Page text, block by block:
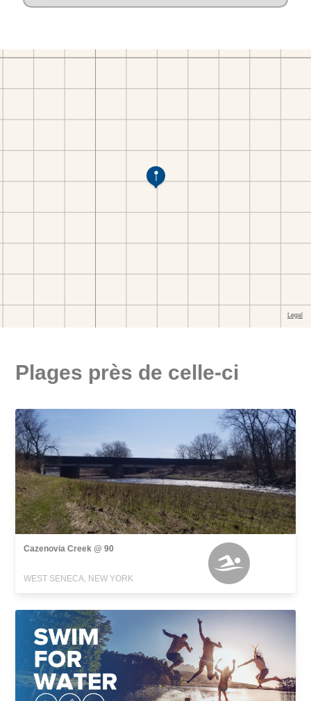
Plages près de celle-ci
Cazenovia Creek @ 90
WEST SENECA, NEW YORK